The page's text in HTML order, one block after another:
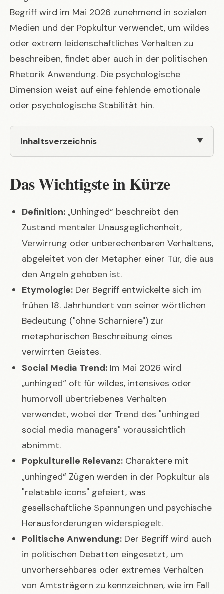
Begriff wird im Mai 2026 zunehmend in sozialen
Medien und der Popkultur verwendet, um wildes
oder extrem leidenschaftliches Verhalten zu
beschreiben, findet aber auch in der politischen
Rhetorik Anwendung. Die psychologische
Dimension weist auf eine fehlende emotionale
oder psychologische Stabilität hin.
Inhaltsverzeichnis
Das Wichtigste in Kürze
Definition: „Unhinged“ beschreibt den
Zustand mentaler Unausgeglichenheit,
Verwirrung oder unberechenbaren Verhaltens,
abgeleitet von der Metapher einer Tür, die aus
den Angeln gehoben ist.
Etymologie: Der Begriff entwickelte sich im
frühen 18. Jahrhundert von seiner wörtlichen
Bedeutung ("ohne Scharniere") zur
metaphorischen Beschreibung eines
verwirrten Geistes.
Social Media Trend: Im Mai 2026 wird
„unhinged“ oft für wildes, intensives oder
humorvoll übertriebenes Verhalten
verwendet, wobei der Trend des "unhinged
social media managers" voraussichtlich
abnimmt.
Popkulturelle Relevanz: Charaktere mit
„unhinged“ Zügen werden in der Popkultur als
"relatable icons" gefeiert, was
gesellschaftliche Spannungen und psychische
Herausforderungen widerspiegelt.
Politische Anwendung: Der Begriff wird auch
in politischen Debatten eingesetzt, um
unvorhersehbares oder extremes Verhalten
von Amtsträgern zu kennzeichnen, wie im Fall